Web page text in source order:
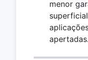
menor
apertadas.